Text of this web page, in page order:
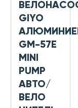
GIYO
GM-57E
MINI
PUMP
АВТО/
ВЕЛО